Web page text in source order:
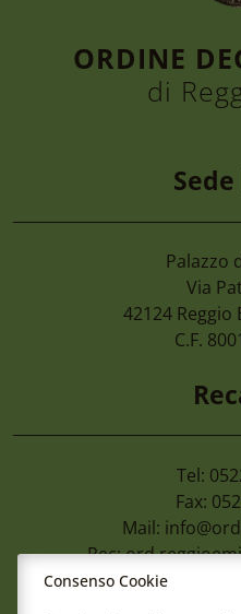
6 Agosto 2026
Convegno
Nel D.lgs.
ORDINE
di
Palazzo
Via
42124 Reggio
C.F.
Tel:
Fax:
Mail:
Pec:
Consenso Cookie